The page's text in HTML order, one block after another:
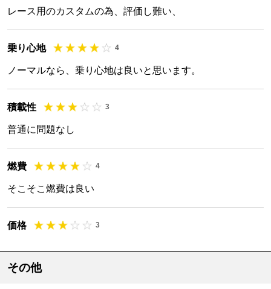
レース用のカスタムの為、評価し難い、
乗り心地 4
ノーマルなら、乗り心地は良いと思います。
積載性 3
普通に問題なし
燃費 4
そこそこ燃費は良い
価格 3
その他